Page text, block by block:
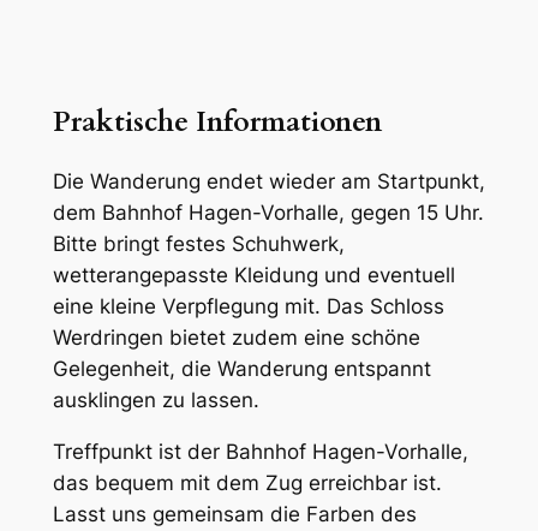
Praktische Informationen
Die Wanderung endet wieder am Startpunkt,
dem Bahnhof Hagen-Vorhalle, gegen 15 Uhr.
Bitte bringt festes Schuhwerk,
wetterangepasste Kleidung und eventuell
eine kleine Verpflegung mit. Das Schloss
Werdringen bietet zudem eine schöne
Gelegenheit, die Wanderung entspannt
ausklingen zu lassen.
Treffpunkt ist der Bahnhof Hagen-Vorhalle,
das bequem mit dem Zug erreichbar ist.
Lasst uns gemeinsam die Farben des